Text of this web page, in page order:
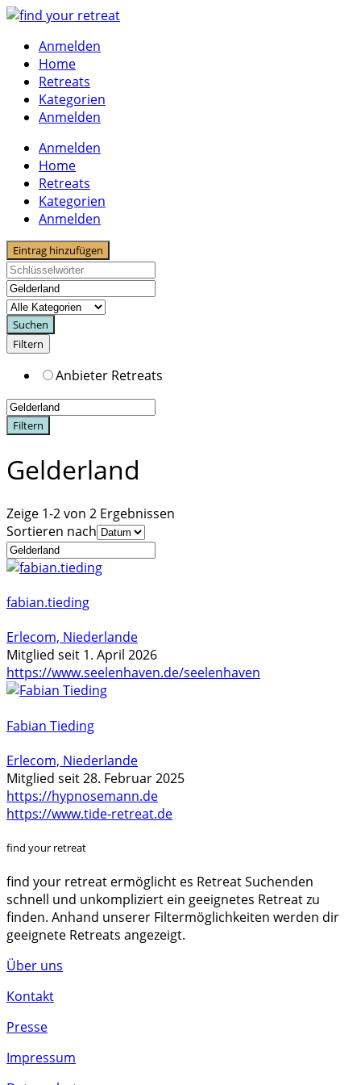
Skip
contentAnmelden
Home
Retreats
Kategorien
Anmelden
Anmelden
Home
Retreats
Kategorien
Anmelden
Eintrag hinzufügen
Suchen
Filtern
Anbieter Retreats
Filtern
Gelderland
Zeige 1-2 von 2 Ergebnissen
Sortieren nach
fabian.tieding
Erlecom, Niederlande
Mitglied seit 1. April 2026
https://www.seelenhaven.de/seelenhaven
Fabian Tieding
Erlecom, Niederlande
Mitglied seit 28. Februar 2025
https://hypnosemann.de
https://www.tide-retreat.de
find your retreat
find your retreat ermöglicht es Retreat Suchenden
schnell und unkompliziert ein geeignetes Retreat zu
finden. Anhand unserer Filtermöglichkeiten werden dir
geeignete Retreats angezeigt.
Über uns
Kontakt
Presse
Impressum